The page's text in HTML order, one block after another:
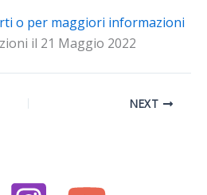
o per maggiori informazioni
il 21 Maggio 2022
NEXT